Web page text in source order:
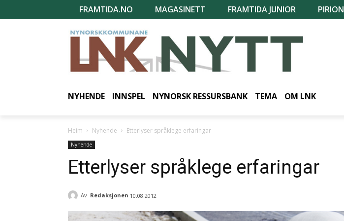
FRAMTIDA.NO MAGASINETT FRAMTIDA JUNIOR PIRION
NYHENDE INNSPEL NYNORSK RESSURSBANK TEMA OM LNK
Heim Nyhende Etterlyser språklege erfaringar
Nyhende
Etterlyser språklege erfaringar
Av Redaksjonen 10.08.2012